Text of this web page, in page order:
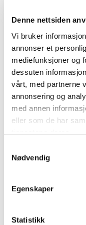
Denne nettsiden
Vi bruker
annonser et
mediefunksjoner og
dessuten
vårt, med partnerne
annonsering og
med annen
eller som de har
Nødvendig
Egenskaper
Statistikk
Steg 3: Sikre
Del relevant
Dokumenter
Vær tydelig på at
Beskrivende
overvåking og
oppdragsgiver
krevende
teknologiske og
hensyn til. Dialogen